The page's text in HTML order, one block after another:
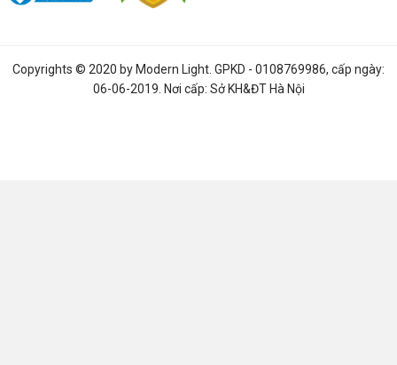
Copyrights © 2020 by Modern Light . GPKD - 0108769986, cấp ngày:
06-06-2019. Nơi cấp: Sở KH&ĐT Hà Nội